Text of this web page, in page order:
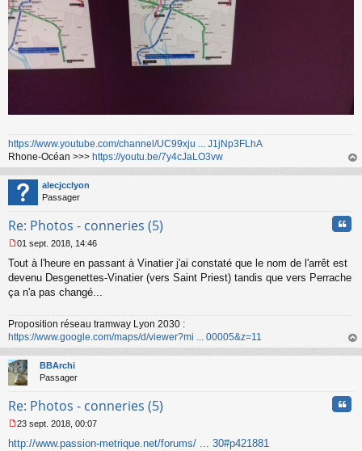
https://www.youtube.com/channel/UC99xju ... J1jNp3FLhA
Rhone-Océan >>> https://youtu.be/7y4cJaLO3vw
au
alecjcclyon
Passager
Re: Photos - conneries (5)
e
s
s
e
n
o
n
l
u
01 sept. 2018, 14:46
Tout à l'heure en passant à Vinatier j'ai constaté que le nom de l'arrêt est
devenu Desgenettes-Vinatier (vers Saint Priest) tandis que vers Perrache
ça n'a pas changé...
Proposition réseau tramway Lyon 2030 :
https://www.google.com/maps/d/viewer?mi ... 00005&z=11
au
BBArchi
Passager
Re: Photos - conneries (5)
e
23 sept. 2018, 00:07
http://www.passion-metrique.net/forums/ ... 30#p421881